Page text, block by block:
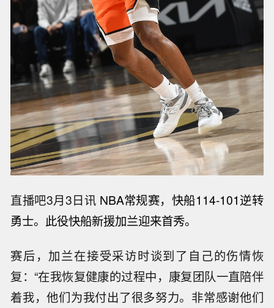
直播吧3月3日讯 NBA常规赛，快船114-101逆转
勇士。此役快船新援加兰迎来首秀。
赛后，加兰在接受采访时谈到了自己的伤情恢
复：“在我恢复健康的过程中，康复团队一直陪伴
着我，他们为我付出了很多努力。非常感谢他们